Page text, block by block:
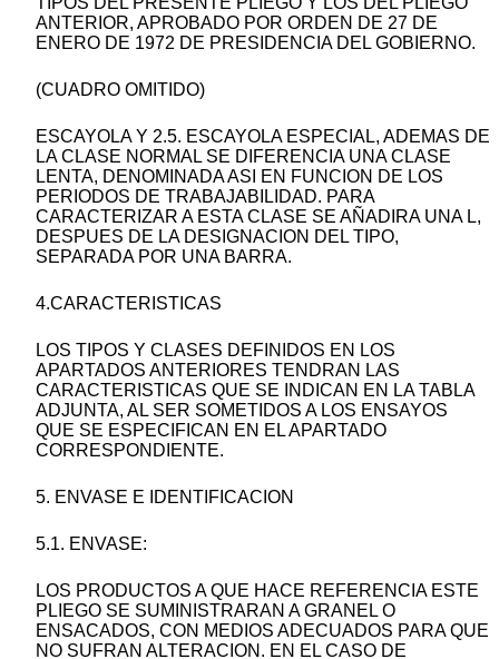
ANTERIOR, APROBADO POR ORDEN DE 27 DE
ENERO DE 1972 DE PRESIDENCIA DEL GOBIERNO.
(CUADRO OMITIDO)
ESCAYOLA Y 2.5. ESCAYOLA ESPECIAL, ADEMAS DE
LA CLASE NORMAL SE DIFERENCIA UNA CLASE
LENTA, DENOMINADA ASI EN FUNCION DE LOS
PERIODOS DE TRABAJABILIDAD. PARA
CARACTERIZAR A ESTA CLASE SE AÑADIRA UNA L,
DESPUES DE LA DESIGNACION DEL TIPO,
SEPARADA POR UNA BARRA.
4.CARACTERISTICAS
LOS TIPOS Y CLASES DEFINIDOS EN LOS
APARTADOS ANTERIORES TENDRAN LAS
CARACTERISTICAS QUE SE INDICAN EN LA TABLA
ADJUNTA, AL SER SOMETIDOS A LOS ENSAYOS
QUE SE ESPECIFICAN EN EL APARTADO
CORRESPONDIENTE.
5. ENVASE E IDENTIFICACION
5.1. ENVASE:
LOS PRODUCTOS A QUE HACE REFERENCIA ESTE
PLIEGO SE SUMINISTRARAN A GRANEL O
ENSACADOS, CON MEDIOS ADECUADOS PARA QUE
NO SUFRAN ALTERACION. EN EL CASO DE